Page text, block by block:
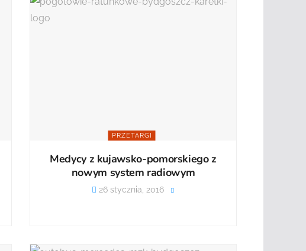
PRZETARGI
Medycy z kujawsko-pomorskiego z
nowym system radiowym
26 stycznia, 2016